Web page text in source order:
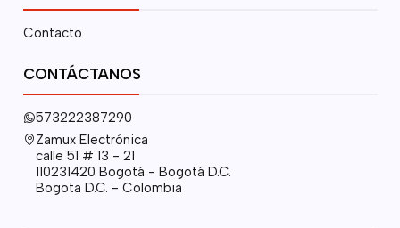
Contacto
CONTÁCTANOS
573222387290
Zamux Electrónica
calle 51 # 13 - 21
110231420 Bogotá - Bogotá D.C.
Bogota D.C. - Colombia